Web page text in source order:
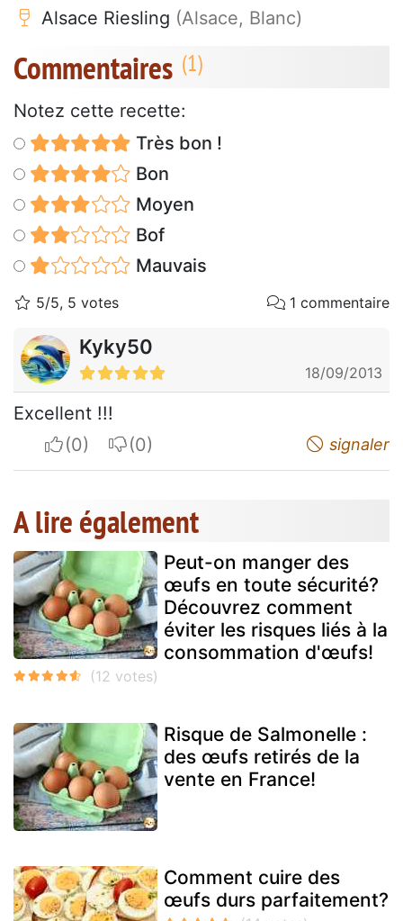
Alsace Riesling (Alsace, Blanc)
Commentaires
Notez cette recette:
Très bon !
Bon
Moyen
Bof
Mauvais
5/5, 5 votes 1 commentaire
Kyky50
18/09/2013
Excellent !!!
I apreciateI do not appreciate signaler
A lire également
Peut-on manger des
œufs en toute sécurité?
Découvrez comment
éviter les risques liés à la
consommation d'œufs!
Risque de Salmonelle :
des œufs retirés de la
vente en France!
Comment cuire des
œufs durs parfaitement?